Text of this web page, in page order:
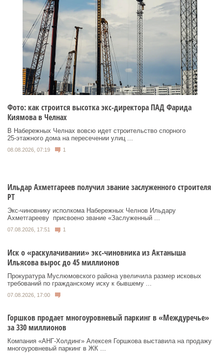
Фото: как строится высотка экс-директора ПАД Фарида
Киямова в Челнах
В Набережных Челнах вовсю идет строительство спорного
25‑этажного дома на пересечении улиц ...
08.08.2026, 07:19 1
Ильдар Ахметгареев получил звание заслуженного строителя
РТ
Экс‑чиновнику исполкома Набережных Челнов Ильдару
Ахметгарееву присвоено звание «Заслуженный ...
07.08.2026, 17:51 1
Иск о «раскулачивании» экс-чиновника из Актаныша
Ильясова вырос до 45 миллионов
Прокуратура Муслюмовского района увеличила размер исковых
требований по гражданскому иску к бывшему ...
07.08.2026, 17:00
Горшков продает многоуровневый паркинг в «Междуречье»
за 330 миллионов
Компания «АНГ-Холдинг» Алексея Горшкова выставила на продажу
многоуровневый паркинг в ЖК ...